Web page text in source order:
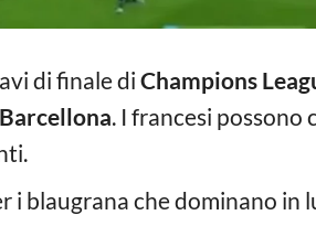
di finale di Champions
. I francesi possono
blaugrana che dominano in